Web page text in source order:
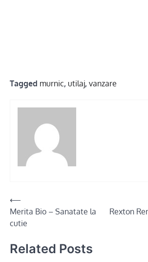
Tagged murnic, utilaj, vanzare
Post
navigation
⟵
Merita Bio – Sanatate la
cutie
Rexton
Related Posts